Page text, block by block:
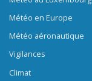
Météo en Europe
Météo aéronautique
Vigilances
Climat